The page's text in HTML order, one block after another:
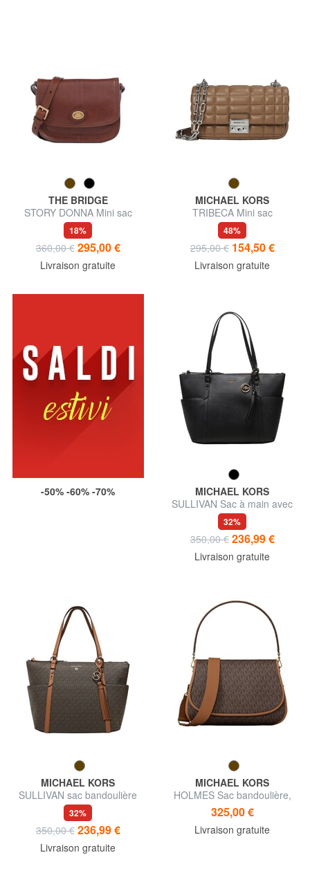
THE BRIDGE
STORY DONNA Mini sac
bandoulière en cuir
18%
360,00 € 295,00 €
Livraison gratuite
MICHAEL KORS
TRIBECA Mini sac
bandoulière en cuir
48%
295,00 € 154,50 €
Livraison gratuite
-50% -60% -70%
MICHAEL KORS
SULLIVAN Sac à main avec
bandoulière
32%
350,00 € 236,99 €
Livraison gratuite
MICHAEL KORS
SULLIVAN sac bandoulière
32%
350,00 € 236,99 €
Livraison gratuite
MICHAEL KORS
HOLMES Sac bandoulière,
avec bandoulière
325,00 €
Livraison gratuite